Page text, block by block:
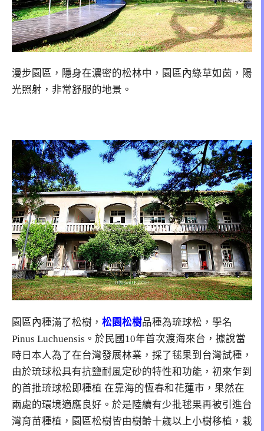
漫步園區，隱身在濃密的松林中，園區內綠草如茵，陽
光照射，非常舒服的地景。
園區內種滿了松樹， 松園松樹品種為琉球松，學名
Pinus Luchuensis。於民國10年首次渡海來台，據說當
時日本人為了在台灣發展林業，採了毬果到台灣試種，
由於琉球松具有抗鹽耐風定砂的特性和功能，初來乍到
的首批琉球松即種植 在靠海的恆春和花蓮市，果然在
兩處的環境適應良好。於是陸續有少批毬果再被引進台
灣育苗種植，園區松樹皆由樹齡十歲以上小樹移植，栽